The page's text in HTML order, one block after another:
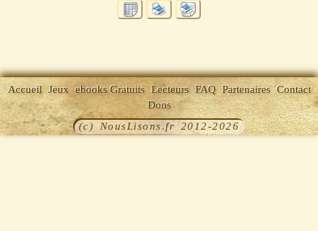
Accueil Jeux ebooks Gratuits Lecteurs FAQ Partenaires Contact
Dons
(c) NousLisons.fr 2012-2026